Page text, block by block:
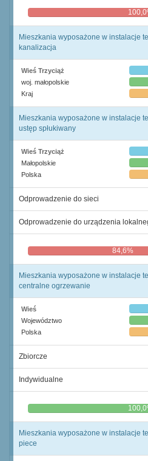
Mieszkania wyposażone w instalacje
kanalizacja
Wieś Trzyciąż
woj. małopolskie
Kraj
Mieszkania wyposażone w instalacje
ustęp spłukiwany
Wieś Trzyciąż
Małopolskie
Polska
Odprowadzenie do sieci
Odprowadzenie do urządzenia
84,6%
Mieszkania wyposażone w instalacje
centralne ogrzewanie
Wieś
Województwo
Polska
Zbiorcze
Indywidualne
0,0%
Mieszkania wyposażone w instalacje
piece